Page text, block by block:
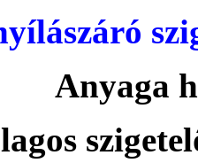
Anyaga